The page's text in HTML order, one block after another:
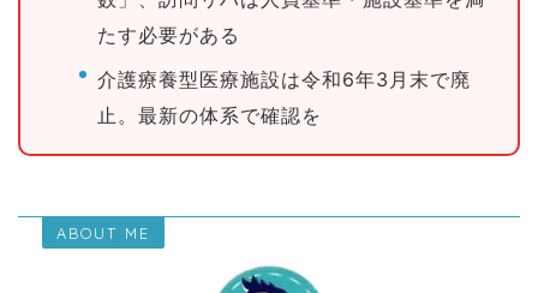
たす必要がある
介護療養型医療施設は令和6年3月末で廃
止。最新の体系で確認を
ABOUT ME